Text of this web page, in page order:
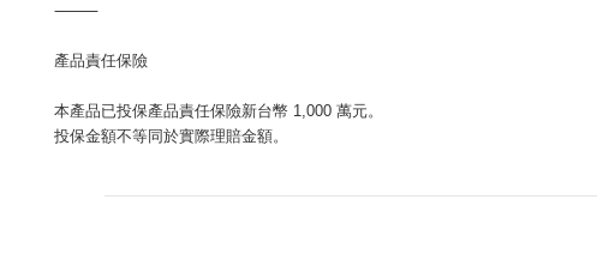
⸻
產品責任保險
本產品已投保產品責任保險新台幣 1,000 萬元。
投保金額不等同於實際理賠金額。